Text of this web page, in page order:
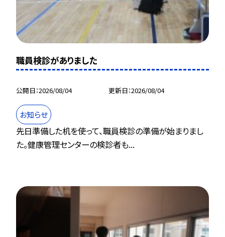
職員検診がありました
公開日 2026/08/04 更新日 2026/08/04
お知らせ
先日準備した机を使って、職員検診の準備が始まりまし
た。健康管理センターの検診者も...